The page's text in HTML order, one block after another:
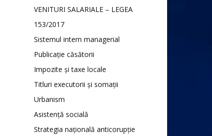
VENITURI SALARIALE – LEGEA
153/2017
Sistemul intern managerial
Publicație căsătorii
Impozite și taxe locale
Titluri executorii și somații
Urbanism
Asistență socială
Strategia națională anticorupție